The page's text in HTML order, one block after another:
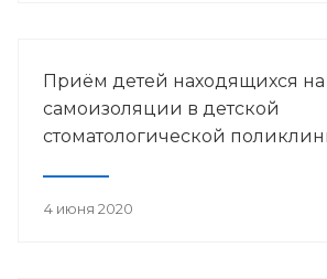
Приём детей находящихся на
самоизоляции в детской
стоматологической
4 июня 2020